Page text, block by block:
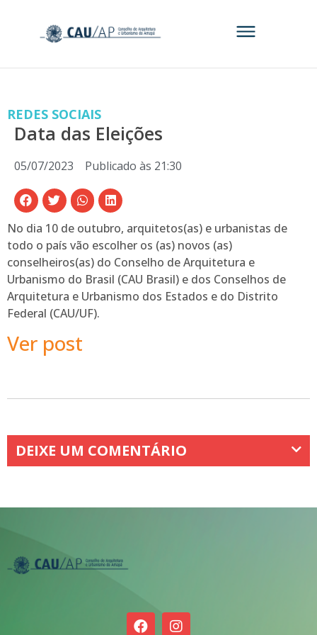
REDES SOCIAIS
Data das Eleições
05/07/2023 Publicado às 21:30
No dia 10 de outubro, arquitetos(as) e urbanistas de
todo o país vão escolher os (as) novos (as)
conselheiros(as) do Conselho de Arquitetura e
Urbanismo do Brasil (CAU Brasil) e dos Conselhos de
Arquitetura e Urbanismo dos Estados e do Distrito
Federal (CAU/UF).
Ver post
DEIXE UM COMENTÁRIO